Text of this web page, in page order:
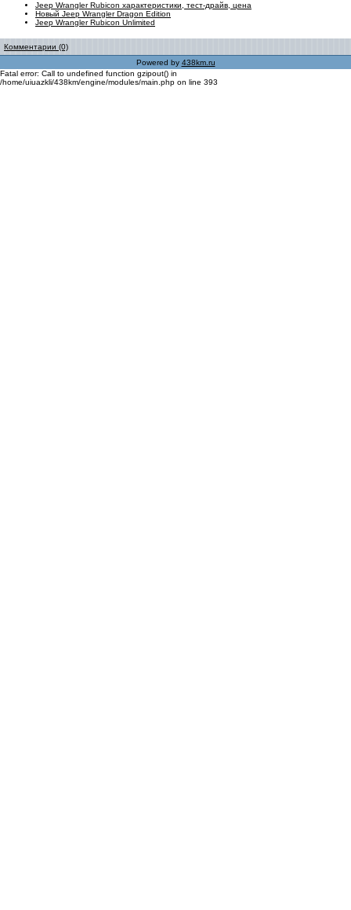
Jeep Wrangler Rubicon характеристики, тест-драйв, цена
Новый Jeep Wrangler Dragon Edition
Jeep Wrangler Rubicon Unlimited
Комментарии (0)
Powered by 438km.ru
Fatal error: Call to undefined function gzipout() in
/home/uiuazkli/438km/engine/modules/main.php on line 393